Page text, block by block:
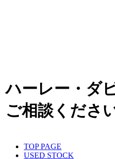
ハーレー・ダ
ご相談ください
TOP PAGE
USED STOCK